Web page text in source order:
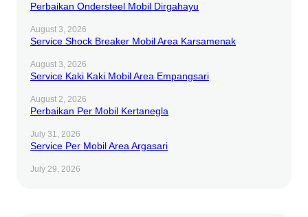
o
l
Perbaikan Ondersteel Mobil Dirgahayu
August 3, 2026
Service Shock Breaker Mobil Area Karsamenak
August 3, 2026
Service Kaki Kaki Mobil Area Empangsari
August 2, 2026
Perbaikan Per Mobil Kertanegla
July 31, 2026
Service Per Mobil Area Argasari
July 29, 2026